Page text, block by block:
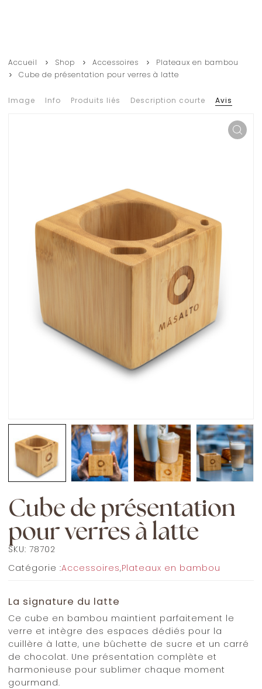
Accueil Shop Accessoires
Plateaux en bambou
Cube de présentation pour verres à latte
Image Info Produits liés Description courte Avis
Cube de présentation
pour verres à latte
SKU: 78702
Catégorie :Accessoires,Plateaux en bambou
La signature du latte
Ce cube en bambou maintient parfaitement le
verre et intègre des espaces dédiés pour la
cuillère à latte, une bûchette de sucre et un carré
de chocolat. Une présentation complète et
harmonieuse pour sublimer chaque moment
gourmand.